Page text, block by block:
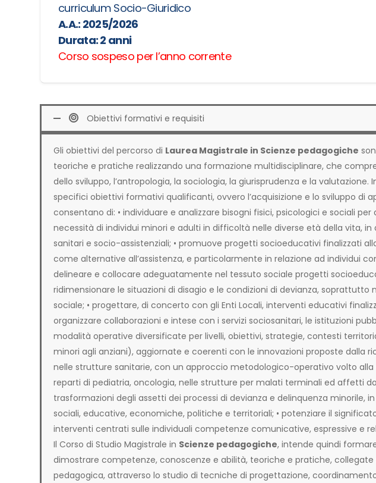
curriculum Socio-Giuridico
A.A.: 2025/2026
Durata:2 anni
Corso sospeso per l’anno corrente
Obiettivi formativi e requisiti
Gli obiettivi del percorso di Laurea Magistrale in Scienze pedagogiche
teoriche e pratiche realizzando una formazione multidisciplinare, che
dello sviluppo, l’antropologia, la sociologia, la giurisprudenza e la
specifici obiettivi formativi qualificanti, ovvero l’acquisizione e lo sviluppo di
consentano di: • individuare e analizzare bisogni fisici, psicologici e sociali
necessità di individui minori e adulti in difficoltà nelle diverse età della vita, in
sanitari e socio-assistenziali; • promuove progetti socioeducativi finalizzati
come alternative all’assistenza, e particolarmente in relazione ad individui
delineare e collocare adeguatamente nel tessuto sociale progetti
ridimensionare le situazioni di disagio e le condizioni di devianza, soprattutto
sociale; • progettare, di concerto con gli Enti Locali, interventi educativi
organizzare collaborazioni e intese con i servizi sociosanitari, le istituzioni
modalità operative diversificate per livelli, obiettivi, strategie, contesti
minori agli anziani), aggiornate e coerenti con le innovazioni proposte dalla
nelle strutture sanitarie, con un approccio metodologico-operativo volto alla
reparti di pediatria, oncologia, nelle strutture per malati terminali ed affetti
trasformazioni degli assetti dei processi di devianza e delinquenza minorile,
sociali, educative, economiche, politiche e territoriali; • potenziare il
interventi centrati sulle individuali competenze comunicative, espressive e
Il Corso di Studio Magistrale in Scienze pedagogiche, intende quindi
dimostrare competenze, conoscenze e abilità, teoriche e pratiche,
pedagogica, attraverso lo studio di tecniche di progettazione,